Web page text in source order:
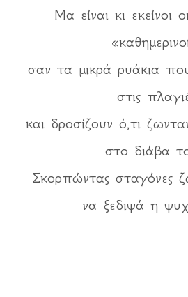
Μα είναι κι εκείνοι
σαν τα μικρά ρυάκια
στις
και δροσίζουν ό,τι
στο διάβα
Σκορπώντας σταγόνες
να ξεδιψά η